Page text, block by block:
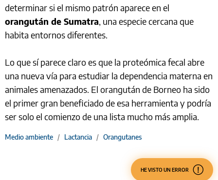
determinar si el mismo patrón aparece en el
orangután de Sumatra , una especie cercana que
habita entornos diferentes.
Lo que sí parece claro es que la proteómica fecal abre
una nueva vía para estudiar la dependencia materna en
animales amenazados. El orangután de Borneo ha sido
el primer gran beneficiado de esa herramienta y podría
ser solo el comienzo de una lista mucho más amplia.
Medio ambiente / Lactancia / Orangutanes
HE VISTO UN ERROR